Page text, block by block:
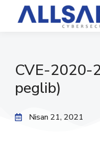
CVE-2020-
peglib)
Nisan 21, 2021